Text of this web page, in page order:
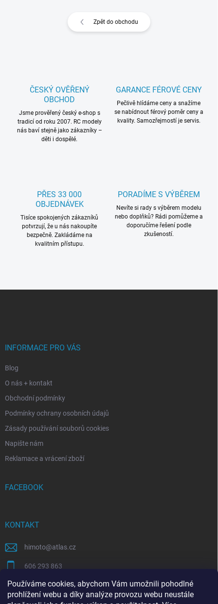
Používáme cookies, abychom Vám umožnili pohodlné
prohlížení webu a díky analýze provozu webu neustále
Zpět do obchodu
ČESKÝ OVĚŘENÝ
OBCHOD
Jsme prověřený český e-shop s
tradicí od roku 2007. RC modely
nás baví stejně jako zákazníky –
děti i dospělé.
GARANCE FÉROVÉ CENY
Pečlivě hlídáme ceny a snažíme
se nabídnout férový poměr ceny a
kvality. Samozřejmostí je servis.
PŘES 33 000
OBJEDNÁVEK
Tisíce spokojených zákazníků
potvrzují, že u nás nakoupíte
bezpečně. Zakládáme na
kvalitním přístupu.
PORADÍME S VÝBĚREM
Nevíte si rady s výběrem modelu
nebo doplňků? Rádi pomůžeme a
doporučíme řešení podle
zkušeností.
INFORMACE PRO VÁS
Blog
O nás + kontakt
Obchodní podmínky
Podmínky ochrany osobních údajů
Zásady používání souborů cookies
Napište nám
Reklamace a vrácení zboží
FACEBOOK
KONTAKT
himoto@atlas.cz
606 293 863
https://www.facebook.com/himotocz